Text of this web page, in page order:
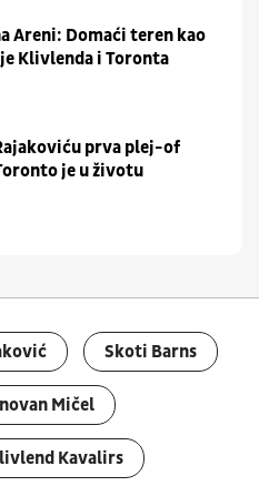
Areni: Domaći teren kao
Klivlenda i Toronta
prva plej-of
je u životu
Skoti Barns
Mičel
Kavalirs